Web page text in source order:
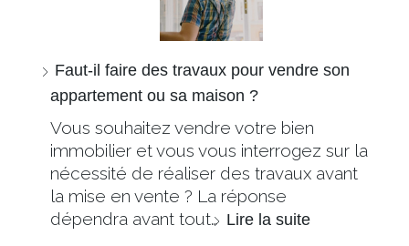
Faut-il faire des travaux pour vendre son
appartement ou sa maison ?
Vous souhaitez vendre votre bien
immobilier et vous vous interrogez sur la
nécessité de réaliser des travaux avant
la mise en vente ? La réponse
dépendra avant tout… Lire la suite